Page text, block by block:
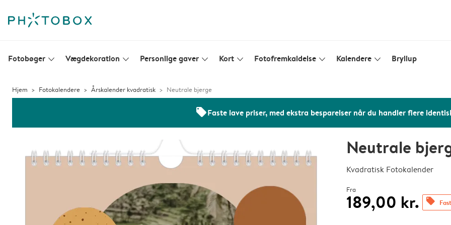
Fotobøger slim_arrow_down Vægdekoration slim_arrow_down Personlige gaver slim_arrow_down Kort slim_arrow_down Fotofremkaldelse slim_arrow_down Kalendere slim_arrow_down Bryllup
Hjem Fotokalendere Årskalender kvadratisk Neutrale bjerge
offersFaste lave priser, med ekstra besparelser når du handler flere
Neutrale
Kvadratisk Fotokalender
Fra
189,00 kr. offers